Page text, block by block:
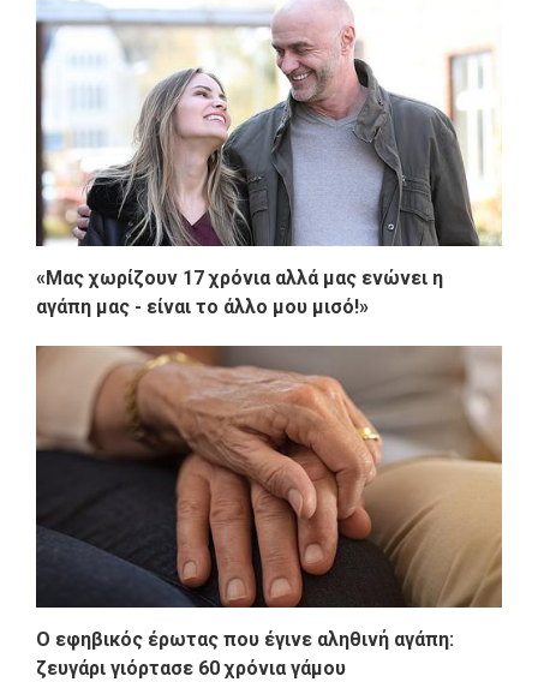
«Μας χωρίζουν 17 χρόνια αλλά μας ενώνει η
αγάπη μας - είναι το άλλο μου μισό!»
Ο εφηβικός έρωτας που έγινε αληθινή αγάπη:
ζευγάρι γιόρτασε 60 χρόνια γάμου